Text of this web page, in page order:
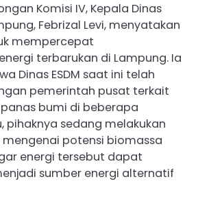
Komisi IV, Kepala Dinas
Febrizal Levi, menyatakan
mempercepat
terbarukan di Lampung. Ia
Dinas ESDM saat ini telah
pemerintah pusat terkait
bumi di beberapa
pihaknya sedang melakukan
mengenai potensi biomassa
energi tersebut dapat
sumber energi alternatif